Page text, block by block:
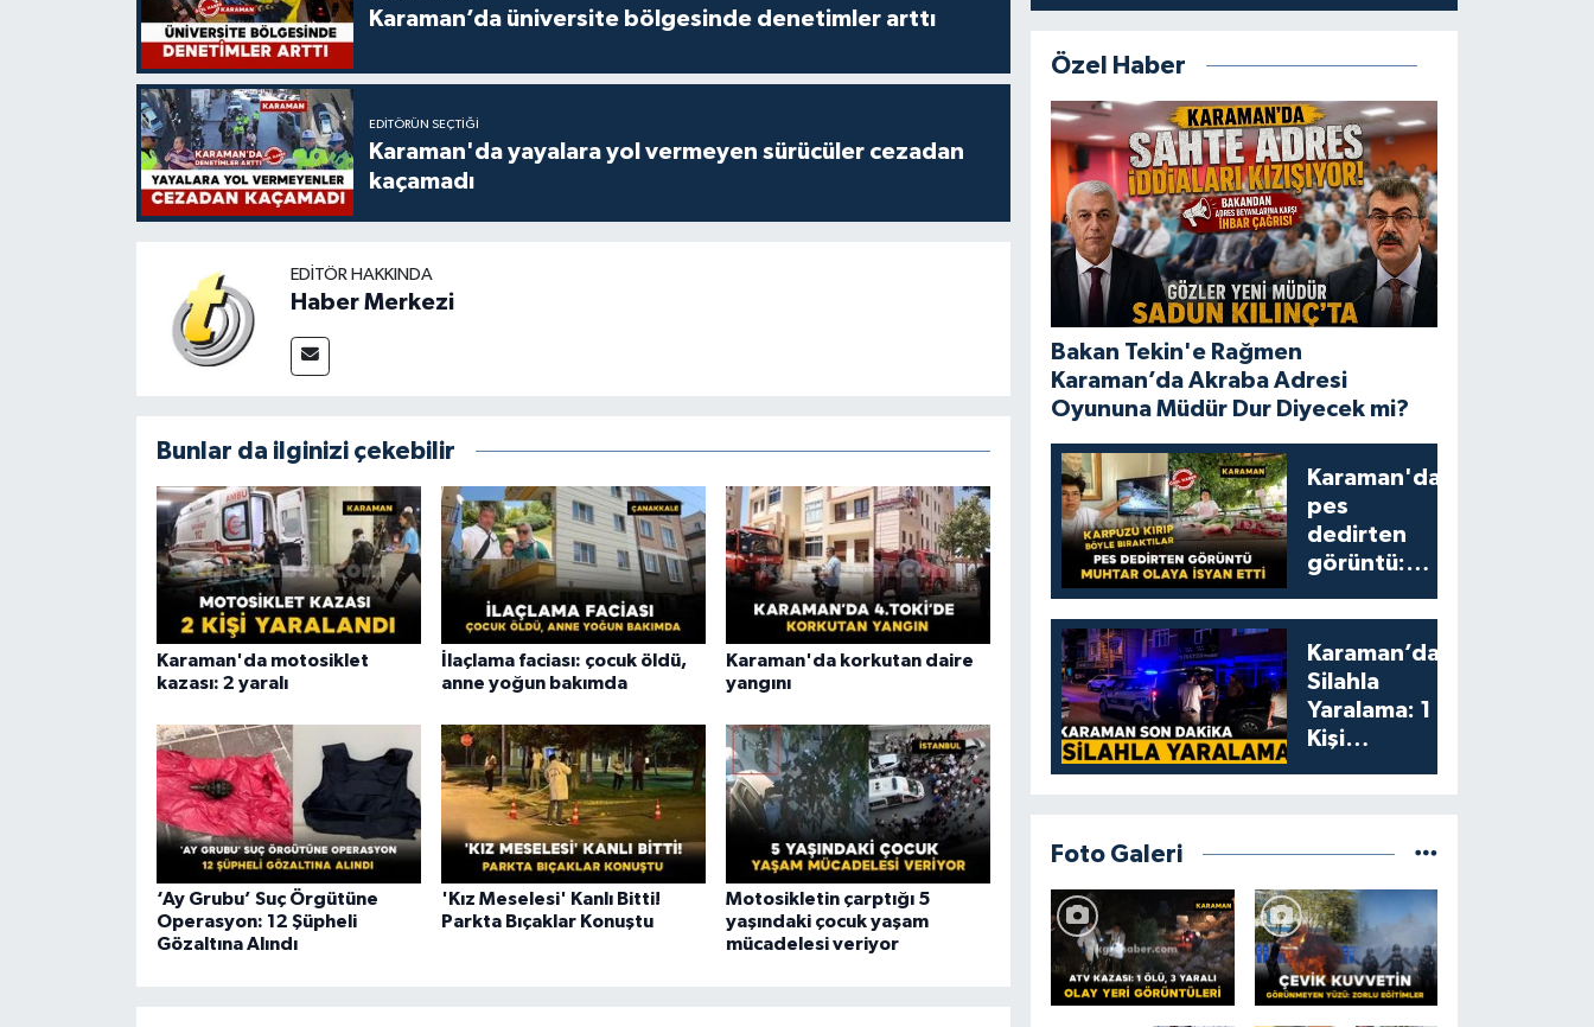
Karaman’da üniversite bölgesinde denetimler arttı
EDITÖRÜN SEÇTIĞI
Karaman'da yayalara yol vermeyen sürücüler cezadan
kaçamadı
EDITÖR HAKKINDA
Haber Merkezi
Bunlar da ilginizi çekebilir
Karaman'da motosiklet
kazası: 2 yaralı
İlaçlama faciası: çocuk öldü,
anne yoğun bakımda
Karaman'da korkutan daire
yangını
‘Ay Grubu’ Suç Örgütüne
Operasyon: 12 Şüpheli
Gözaltına Alındı
'Kız Meselesi' Kanlı Bitti!
Parkta Bıçaklar Konuştu
Motosikletin çarptığı 5
yaşındaki çocuk yaşam
mücadelesi veriyor
Özel Haber
Bakan Tekin'e Rağmen
Karaman’da Akraba Adresi
Oyununa Müdür Dur Diyecek mi?
Karaman'da
pes
dedirten
görüntü:
yumruklayıp
yediler,
artıklarını
kamelyada
bıraktılar
Karaman’da
Silahla
Yaralama: 1
Kişi
Foto Galeri